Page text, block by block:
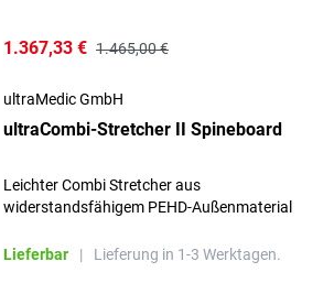
1.367,33 € 1.465,00 €
ultraMedic GmbH
ultraCombi-Stretcher II Spineboard
Leichter Combi Stretcher aus
widerstandsfähigem PEHD-Außenmaterial
Lieferbar
| Lieferung in 1-3 Werktagen.